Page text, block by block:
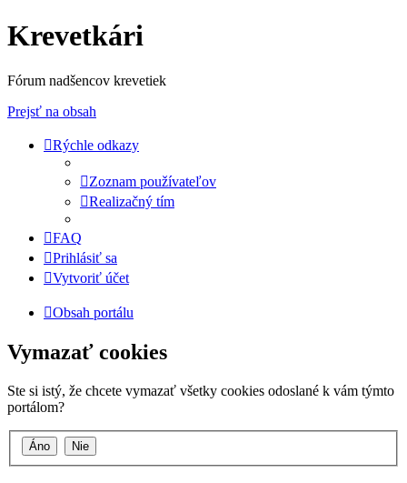
Krevetkári
Fórum nadšencov krevetiek
Prejsť na obsah
Rýchle odkazy
Zoznam používateľov
Realizačný tím
FAQ
Prihlásiť sa
Vytvoriť účet
Obsah portálu
Vymazať cookies
Ste si istý, že chcete vymazať všetky cookies odoslané k vám týmto
portálom?